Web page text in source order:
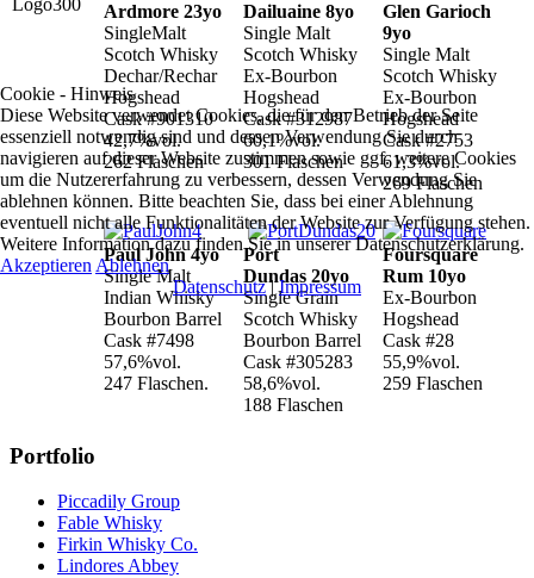
Ardmore 23yo
SingleMalt
Scotch Whisky
Dechar/Rechar
Hogshead
Cask #901310
42,7%vol.
262 Flaschen
Dailuaine 8yo
Single Malt
Scotch Whisky
Ex-Bourbon
Hogshead
Cask #312987
60,1%vol.
301 Flaschen
Glen Garioch
9yo
Single Malt
Scotch Whisky
Ex-Bourbon
Hogshead
Cask #2753
61,3%vol.
269 Flaschen
Paul John 4yo
Single Malt
Indian Whisky
Bourbon Barrel
Cask #7498
57,6%vol.
247 Flaschen.
Port
Dundas 20yo
Single Grain
Scotch Whisky
Bourbon Barrel
Cask #305283
58,6%vol.
188 Flaschen
Foursquare
Rum 10yo
Ex-Bourbon
Hogshead
Cask #28
55,9%vol.
259 Flaschen
Portfolio
Piccadily Group
Fable Whisky
Firkin Whisky Co.
Lindores Abbey
Cookie - Hinweis
Diese Website verwendet Cookies, die für den Betrieb der Seite
essenziell notwendig sind und dessen Verwendung Sie durch
navigieren auf dieser Website zustimmen sowie ggf. weitere Cookies
um die Nutzererfahrung zu verbessern, dessen Verwendung Sie
ablehnen können. Bitte beachten Sie, dass bei einer Ablehnung
eventuell nicht alle Funktionalitäten der Website zur Verfügung stehen.
Weitere Information dazu finden Sie in unserer Datenschutzerklärung.
Akzeptieren Ablehnen
Datenschutz|Impressum